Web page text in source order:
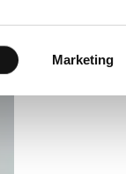
Cookie-
müssen Sie
Einwilligung für
Bitte
Marketing